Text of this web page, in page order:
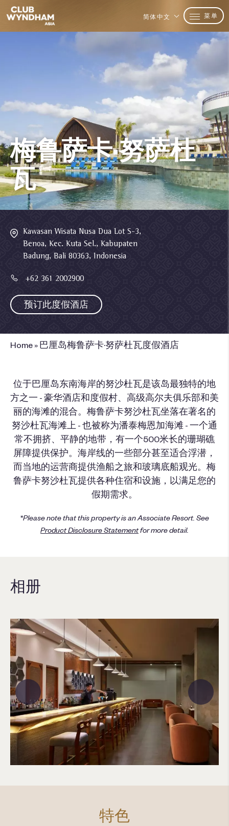
简体中文 菜单
梅鲁萨卡·努萨杜
瓦
Kawasan Wisata Nusa Dua Lot S-3,
Benoa, Kec. Kuta Sel., Kabupaten
Badung, Bali 80363, Indonesia
+62 361 2002900
预订此度假酒店
Home » 巴厘岛梅鲁萨卡·努萨杜瓦度假酒店
位于巴厘岛东南海岸的努沙杜瓦是该岛最独特的地
方之一 - 豪华酒店和度假村、高级高尔夫俱乐部和美
丽的海滩的混合。梅鲁萨卡努沙杜瓦坐落在著名的
努沙杜瓦海滩上 - 也被称为潘泰梅恩加海滩 - 一个通
常不拥挤、平静的地带，有一个500米长的珊瑚礁
屏障提供保护。海岸线的一些部分甚至适合浮潜，
而当地的运营商提供渔船之旅和玻璃底船观光。梅
鲁萨卡努沙杜瓦提供各种住宿和设施，以满足您的
假期需求。
*Please note that this property is an Associate Resort. See
Product Disclosure Statementfor more detail.
相册
特色